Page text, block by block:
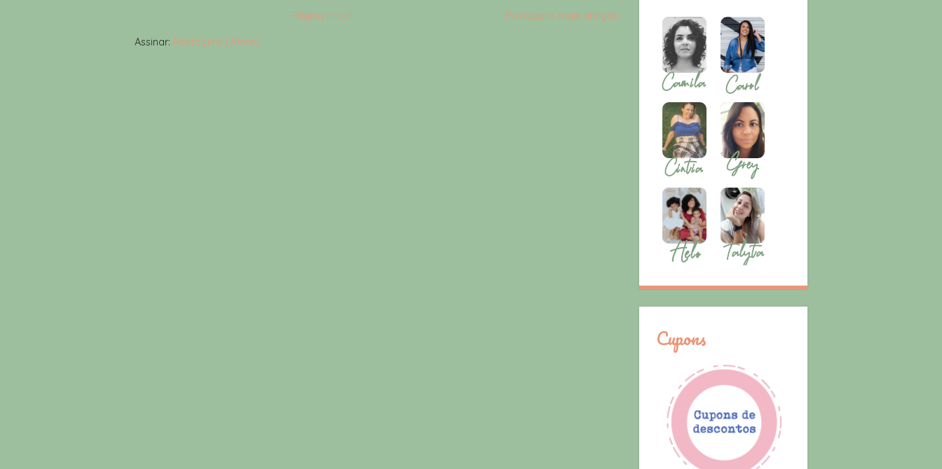
Postagens mais antigas
Página inicial
Assinar: Postagens (Atom)
Cupons